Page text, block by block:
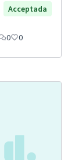
Acceptada
0 0